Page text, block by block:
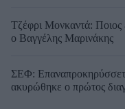
Τζέφρι Μονκαντά: Ποιος
ο Βαγγέλης Μαρινάκης
ΣΕΦ:
ακυρώθηκε ο πρώτος